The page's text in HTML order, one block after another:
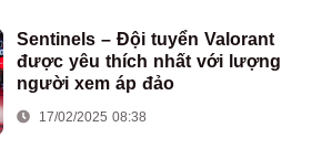
Sentinels – Đội tuyển Valorant
được yêu thích nhất với lượng
người xem áp đảo
17/02/2025 08:38